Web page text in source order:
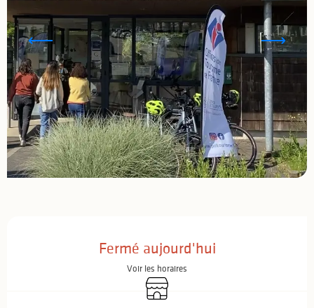
Fermé aujourd'hui
Voir les horaires
Boutique